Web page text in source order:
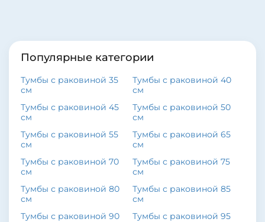
Популярные категории
Тумбы с раковиной 35
см
Тумбы с раковиной 40
см
Тумбы с раковиной 45
см
Тумбы с раковиной 50
см
Тумбы с раковиной 55
см
Тумбы с раковиной 65
см
Тумбы с раковиной 70
см
Тумбы с раковиной 75
см
Тумбы с раковиной 80
см
Тумбы с раковиной 85
см
Тумбы с раковиной 90
Тумбы с раковиной 95